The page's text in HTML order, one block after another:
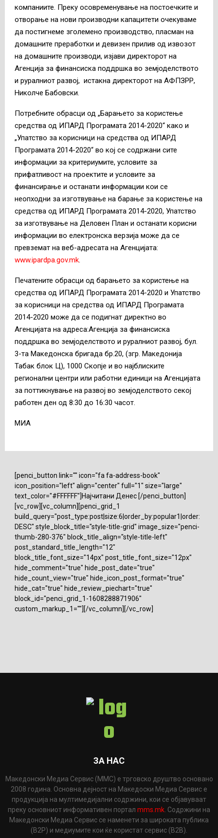
компаниите. Преку осовременување на постоечките и
отворање на нови производни капацитети очекуваме
да постигнеме зголемено производство, пласман на
домашните преработки и девизен прилив од извозот
на домашните производи, изјави директорот на
Агенција за финансиска поддршка во земјоделството
и руралниот развој, истакна директорот на АФПЗРР,
Николче Бабовски.
Потребните обрасци од „Барањето за користење
средства од ИПАРД Програмата 2014-2020“ како и
„Упатство за корисници на средства од ИПАРД
Програмата 2014-2020“ во кој се содржани сите
информации за критериумите, условите за
прифатливост на проектите и условите за
финансирање и останати информации кои се
неопходни за изготвување на барање за користење на
средства од ИПАРД Програмата 2014-2020, Упатство
за изготвување на Деловен План и останати корисни
информации во електронска верзија може да се
превземат на веб-адресата на Агенцијата:
www.ipardpa.gov.mk
Печатените обрасци од барањето за користење на
средства од ИПАРД Програмата 2014-2020 и Упатство
за корисници на средства од ИПАРД Програмата
2014-2020 може да се подигнат директно во
Агенцијата на адреса:Агенција за финансиска
поддршка во земјоделството и руралниот развој, бул.
3-та Македонска бригада бр.20, (згр. Македонија
Табак блок Ц), 1000 Скопје и во најблиските
регионални центри или работни единици на Агенцијата
за поттикнување на развој во земјоделството секој
работен ден од 8:30 до 16:30 часот.
МИА
[penci_button link="" icon="fa fa-address-book"
icon_position="left" align="center" full="1" size="large"
text_color="#FFFFFF"]Најчитани Денес [/penci_button]
[vc_row][vc_column][penci_grid_1
build_query="post_type:post|size:6|order_by:popular1|order:
DESC" style_block_title="style-title-grid" image_size="penci-
thumb-280-376" block_title_align="style-title-left"
post_standard_title_length="12"
block_title_font_size="14px" post_title_font_size="12px"
hide_comment="true" hide_post_date="true"
hide_count_view="true" hide_icon_post_format="true"
hide_cat="true" hide_review_piechart="true"
block_id="penci_grid_1-1608288871906"
custom_markup_1=""][/vc_column][/vc_row]
ЗА НАС
Македонски Медиа Сервис (ММС) е трговско друштво основано
2008 година. Основна дејност на Македоски Медиа Сервис е
продукција на мултимедијални содржини, кои се објавуваат
преку основниот информативен портал mms.mk . Содржини на
Македонски Медиа Сервис се наменети за широката публика
(B2P) и медиумите кои ќе користат сервис (B2B).